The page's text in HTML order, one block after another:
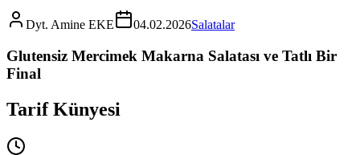
Dyt. Amine EKE 04.02.2026Salatalar
Glutensiz Mercimek Makarna Salatası ve Tatlı Bir
Final
Tarif Künyesi